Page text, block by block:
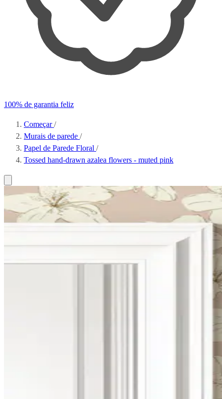
100% de garantia feliz
Começar/
Murais de parede /
Papel de Parede Floral /
Tossed hand-drawn azalea flowers - muted pink